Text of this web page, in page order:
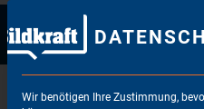
ALLE PRODUKTE/WANDLER
Wir benötigen Ihre Zustimmung,